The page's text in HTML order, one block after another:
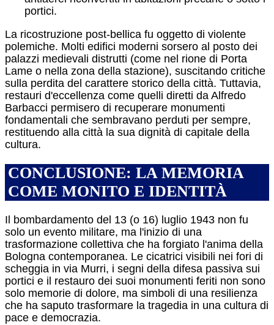
portici.
La ricostruzione post-bellica fu oggetto di violente
polemiche. Molti edifici moderni sorsero al posto dei
palazzi medievali distrutti (come nel rione di Porta
Lame o nella zona della stazione), suscitando critiche
sulla perdita del carattere storico della città. Tuttavia,
restauri d'eccellenza come quelli diretti da Alfredo
Barbacci permisero di recuperare monumenti
fondamentali che sembravano perduti per sempre,
restituendo alla città la sua dignità di capitale della
cultura.
CONCLUSIONE: LA MEMORIA
COME MONITO E IDENTITÀ
Il bombardamento del 13 (o 16) luglio 1943 non fu
solo un evento militare, ma l'inizio di una
trasformazione collettiva che ha forgiato l'anima della
Bologna contemporanea. Le cicatrici visibili nei fori di
scheggia in via Murri, i segni della difesa passiva sui
portici e il restauro dei suoi monumenti feriti non sono
solo memorie di dolore, ma simboli di una resilienza
che ha saputo trasformare la tragedia in una cultura di
pace e democrazia.